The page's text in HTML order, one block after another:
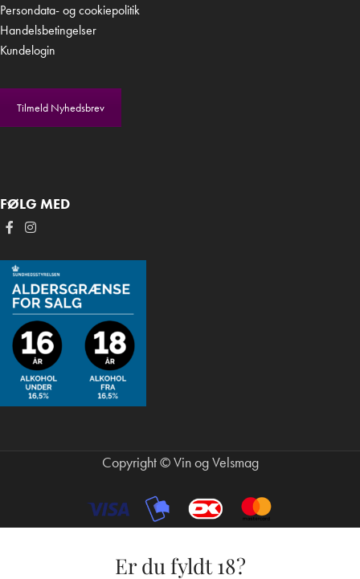
Persondata- og cookiepolitik
Handelsbetingelser
Kundelogin
Tilmeld Nyhedsbrev
FØLG MED
Copyright © Vin og Velsmag
Er du fyldt 18?